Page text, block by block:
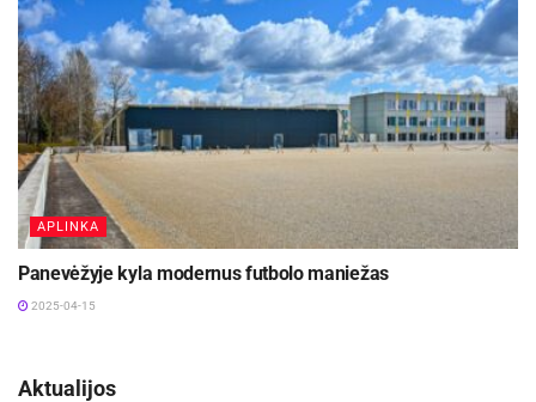
APLINKA
Panevėžyje kyla modernus futbolo maniežas
2025-04-15
Aktualijos